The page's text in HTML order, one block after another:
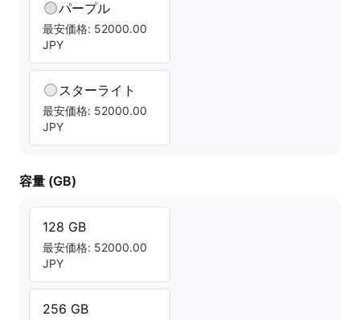
パープル
最安価格: 52000.00
JPY
スターライト
最安価格: 52000.00
JPY
容量 (GB)
128 GB
最安価格: 52000.00
JPY
256 GB